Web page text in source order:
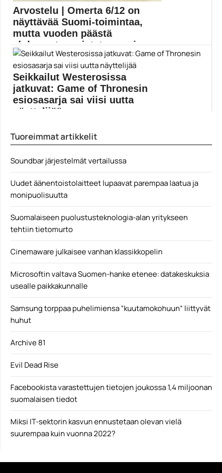
Arvostelu | Omerta 6/12 on
näyttävää Suomi-toimintaa,
mutta vuoden päästä
elokuvasta muistetaan vain...
Omerta 6/12 saapuu valkokankaalle paljastusten ja
kauhistelujen saattelemana....
Aku Louhimies
Seikkailut Westerosissa
jatkuvat: Game of Thronesin
esiosasarja sai viisi uutta
näyttelijää
C More
Tuoreimmat artikkelit
Soundbar järjestelmät vertailussa
Uudet äänentoistolaitteet lupaavat parempaa laatua ja
monipuolisuutta
Suomalaiseen puolustusteknologia-alan yritykseen
tehtiin tietomurto
Cinemaware julkaisee vanhan klassikkopelin
Microsoftin valtava Suomen-hanke etenee: datakeskuksia
usealle paikkakunnalle
Samsung torppaa puhelimiensa ”kuutamokohuun” liittyvät
huhut
Archive 81
Evil Dead Rise
Facebookista varastettujen tietojen joukossa 1,4 miljoonan
suomalaisen tiedot
Miksi IT-sektorin kasvun ennustetaan olevan vielä
suurempaa kuin vuonna 2022?